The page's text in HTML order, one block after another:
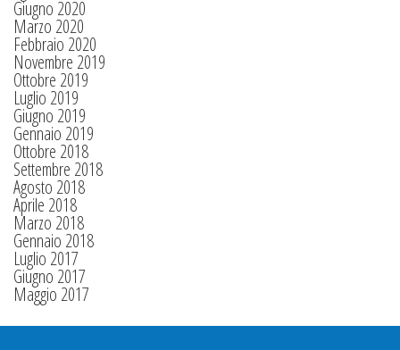
Giugno 2020
Marzo 2020
Febbraio 2020
Novembre 2019
Ottobre 2019
Luglio 2019
Giugno 2019
Gennaio 2019
Ottobre 2018
Settembre 2018
Agosto 2018
Aprile 2018
Marzo 2018
Gennaio 2018
Luglio 2017
Giugno 2017
Maggio 2017